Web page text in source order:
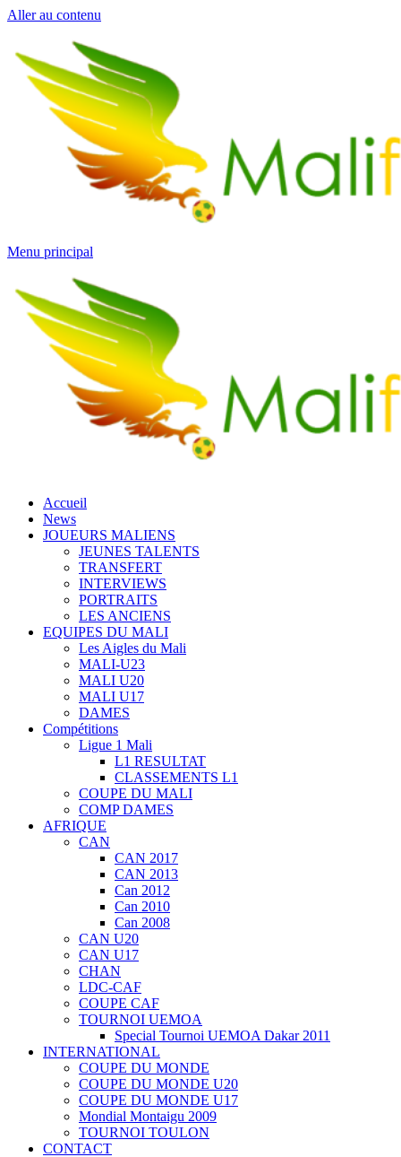
Aller au contenu
Menu principal
Accueil
News
JOUEURS MALIENS
JEUNES TALENTS
TRANSFERT
INTERVIEWS
PORTRAITS
LES ANCIENS
EQUIPES DU MALI
Les Aigles du Mali
MALI-U23
MALI U20
MALI U17
DAMES
Compétitions
Ligue 1 Mali
L1 RESULTAT
CLASSEMENTS L1
COUPE DU MALI
COMP DAMES
AFRIQUE
CAN
CAN 2017
CAN 2013
Can 2012
Can 2010
Can 2008
CAN U20
CAN U17
CHAN
LDC-CAF
COUPE CAF
TOURNOI UEMOA
Special Tournoi UEMOA Dakar 2011
INTERNATIONAL
COUPE DU MONDE
COUPE DU MONDE U20
COUPE DU MONDE U17
Mondial Montaigu 2009
TOURNOI TOULON
CONTACT